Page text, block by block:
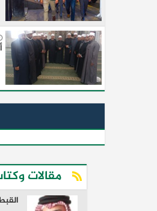
مقالات